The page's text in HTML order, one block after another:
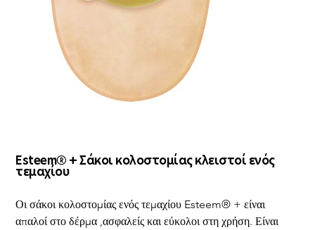
Esteem® + Σάκοι κολοστομίας κλειστοί ενός
τεμαχίου
Οι σάκοι κολοστομίας ενός τεμαχίου Esteem® + είναι
απαλοί στο δέρμα ,ασφαλείς και εύκολοι στη χρήση. Είναι